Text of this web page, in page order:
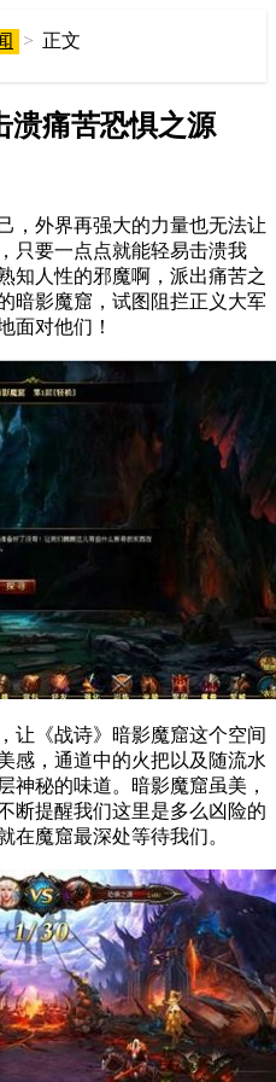
> 正文
溃痛苦恐惧之源
外界再强大的力量也无法让
只要一点点就能轻易击溃我
知人性的邪魔啊，派出痛苦之
暗影魔窟，试图阻拦正义大军
面对他们！
《战诗》暗影魔窟这个空间
感，通道中的火把以及随流水
神秘的味道。暗影魔窟虽美，
断提醒我们这里是多么凶险的
在魔窟最深处等待我们。